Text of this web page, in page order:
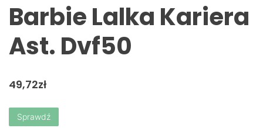
Barbie Lalka Kariera
Ast. Dvf50
49,72zł
Sprawdź